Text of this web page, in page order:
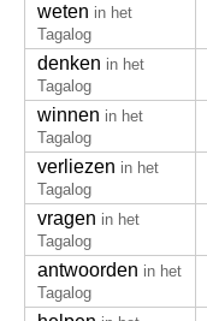
weten in het
Tagalog
denken in het
Tagalog
winnen in het
Tagalog
verliezen in het
Tagalog
vragen in het
Tagalog
antwoorden in het
Tagalog